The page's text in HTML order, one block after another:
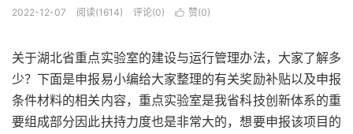
2022-12-07 阅读(1614) 评论(0)  赞(0)
关于湖北省重点实验室的建设与运行管理办法，大家了解多
少？下面是申报易小编给大家整理的有关奖励补贴以及申报
条件材料的相关内容，重点实验室是我省科技创新体系的重
要组成部分因此扶持力度也是非常大的，想要申报该项目的